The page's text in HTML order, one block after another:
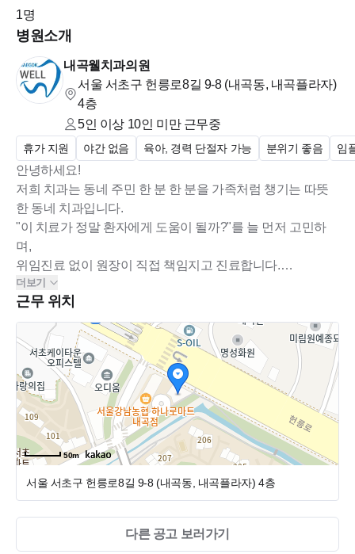
*마지막으로
정직한 진료, 따뜻한 분위기, 워라밸이 있는 일터.
오래오래 함께 일할 동료를 기다립니다
1명
병원소개
내곡웰치과의원
서울 서초구 헌릉로8길 9-8 (내곡동, 내곡플라자)
4층
5인 이상 10인 미만근무중
휴가 지원 야간 없음 육아, 경력 단절자 가능 분위기 좋음 임
안녕하세요!
저희 치과는 동네 주민 한 분 한 분을 가족처럼 챙기는 따뜻
한 동네 치과입니다.
"이 치료가 정말 환자에게 도움이 될까?"를 늘 먼저 고민하
며,
위임진료 없이 원장이 직접 책임지고 진료합니다.
불필요한 과잉진료나 진료 스트레스 없이,
스텝 모두가 편안한 분위기에서 오래 함께할 수 있는 환경을
만들고 있어요.
원장님 1명, 교정원장님 1명(월 2회 진료), 실장님 1명 , 진료
실 스탭 4명, 청소이모님 1명
더보기
근무 위치
50m
서울 서초구 헌릉로8길 9-8 (내곡동, 내곡플라자) 4층
다른 공고 보러가기